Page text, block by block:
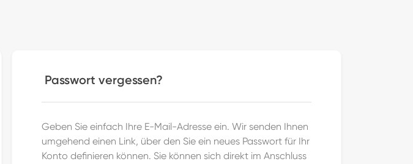
Passwort vergessen?
Geben Sie einfach Ihre E-Mail-Adresse ein. Wir senden Ihnen
umgehend einen Link, über den Sie ein neues Passwort für Ihr
Konto definieren können. Sie können sich direkt im Anschluss